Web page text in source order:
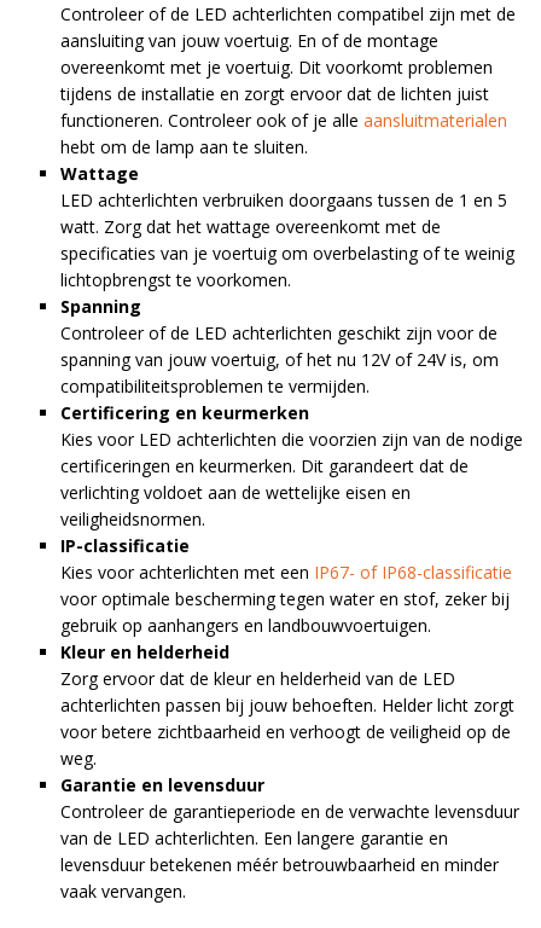
Controleer of de LED achterlichten compatibel zijn met de
aansluiting van jouw voertuig. En of de montage
overeenkomt met je voertuig. Dit voorkomt problemen
tijdens de installatie en zorgt ervoor dat de lichten juist
functioneren. Controleer ook of je alle aansluitmaterialen
hebt om de lamp aan te sluiten.
Wattage
LED achterlichten verbruiken doorgaans tussen de 1 en 5
watt. Zorg dat het wattage overeenkomt met de
specificaties van je voertuig om overbelasting of te weinig
lichtopbrengst te voorkomen.
Spanning
Controleer of de LED achterlichten geschikt zijn voor de
spanning van jouw voertuig, of het nu 12V of 24V is, om
compatibiliteitsproblemen te vermijden.
Certificering en keurmerken
Kies voor LED achterlichten die voorzien zijn van de nodige
certificeringen en keurmerken. Dit garandeert dat de
verlichting voldoet aan de wettelijke eisen en
veiligheidsnormen.
IP-classificatie
Kies voor achterlichten met een IP67- of IP68-classificatie
voor optimale bescherming tegen water en stof, zeker bij
gebruik op aanhangers en landbouwvoertuigen.
Kleur en helderheid
Zorg ervoor dat de kleur en helderheid van de LED
achterlichten passen bij jouw behoeften. Helder licht zorgt
voor betere zichtbaarheid en verhoogt de veiligheid op de
weg.
Garantie en levensduur
Controleer de garantieperiode en de verwachte levensduur
van de LED achterlichten. Een langere garantie en
levensduur betekenen méér betrouwbaarheid en minder
vaak vervangen.
Email
A
l
t
e
r
n
a
t
i
v
e
: